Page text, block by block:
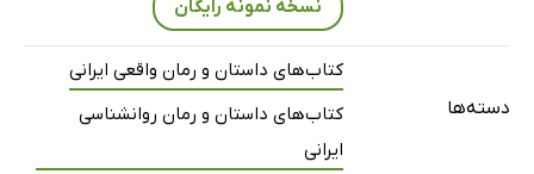
اشتراک از جنس بافتنی
نسخه نمونه رایگان
دسته‌ها
کتاب‌های داستان و رمان واقعی ایرانی
کتاب‌های داستان و رمان روانشناسی
ایرانی